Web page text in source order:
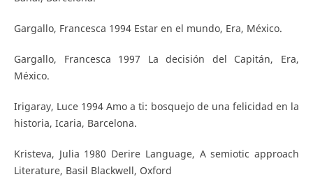
Gargallo, Francesca 1994 Estar en el mundo, Era, México.
Gargallo, Francesca 1997 La decisión del Capitán, Era,
México.
Irigaray, Luce 1994 Amo a ti: bosquejo de una felicidad en la
historia, Icaria, Barcelona.
Kristeva, Julia 1980 Derire Language, A semiotic approach
Literature, Basil Blackwell, Oxford